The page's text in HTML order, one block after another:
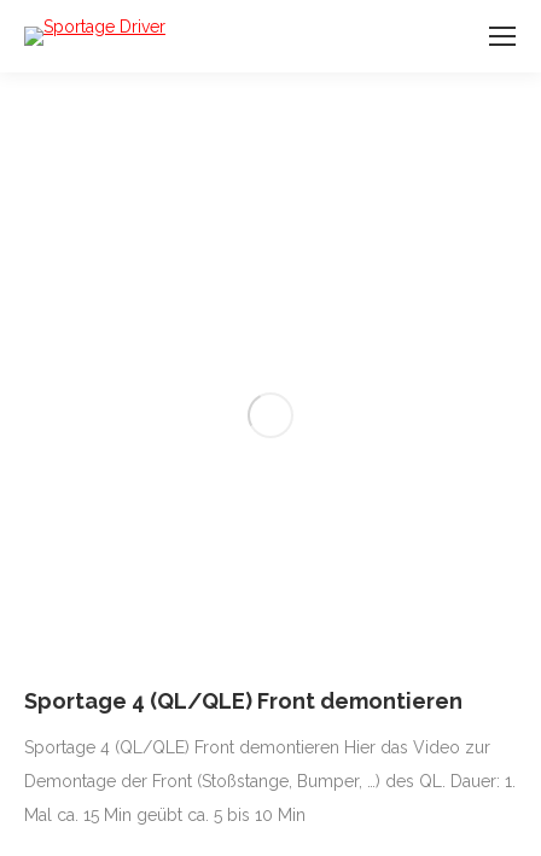
Sportage 4 (QL/QLE) Front demontieren
Sportage 4 (QL/QLE) Front demontieren Hier das Video zur
Demontage der Front (Stoßstange, Bumper, …) des QL. Dauer: 1.
Mal ca. 15 Min geübt ca. 5 bis 10 Min